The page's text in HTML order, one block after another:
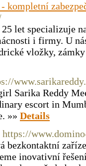
kompletní
let specializuje
i firmy. U
vložky,
Sarika Reddy
escort in
»» Details
https://
bezkontaktní
inovativní